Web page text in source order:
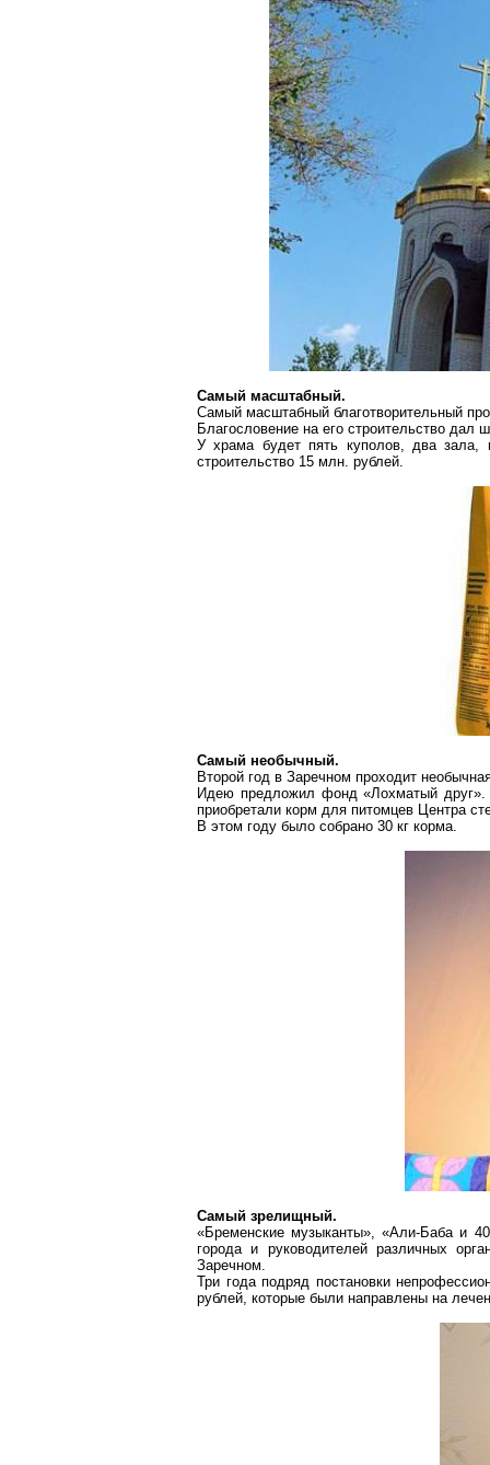
Самый масштабный.
Самый масштабный благотворительный
Благословение на его строительство дал
У храма будет пять куполов, два зала,
строительство 15 млн. рублей.
Самый необычный.
Второй год в Заречном проходит
Идею предложил фонд «Лохматый друг».
приобретали корм для питомцев Центра
В этом году было собрано 30 кг корма.
Самый зрелищный.
«Бременские музыканты», «Али-Бабаи 40
города и руководителей различных
Заречном.
Три года подряд постановки
рублей, которые были направлены на